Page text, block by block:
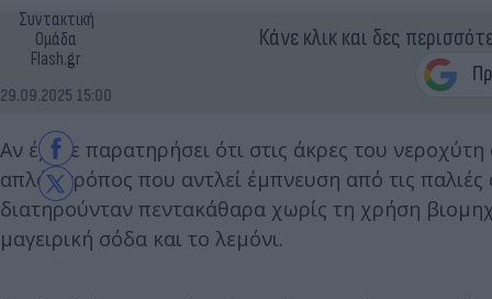
Συντακτική
Ομάδα
Flash.gr
29.09.2025 15:00
Κάνε κλικ και δες
Αν έχετε παρατηρήσει ότι στις άκρες του
απλός τρόπος που αντλεί έμπνευση από τις παλιές
διατηρούνταν πεντακάθαρα χωρίς τη χρήση
μαγειρική σόδα και το λεμόνι.